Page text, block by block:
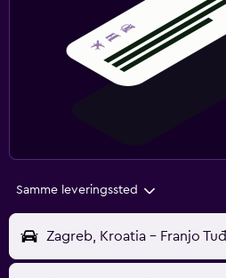
Samme leveringssted
Zagreb, Kroatia - Franjo